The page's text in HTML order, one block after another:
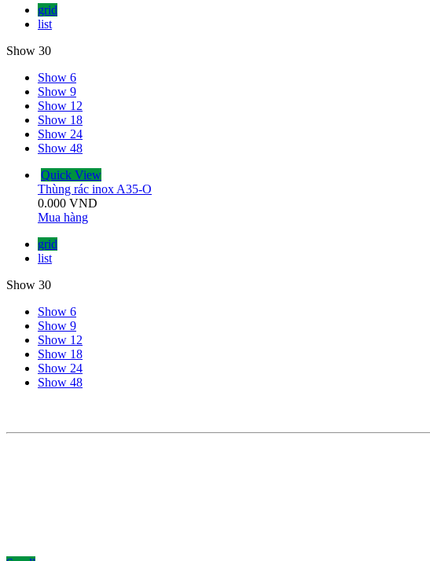
grid
list
Show 30
Show 6
Show 9
Show 12
Show 18
Show 24
Show 48
Quick View
Thùng rác inox A35-O
0.000 VND
Mua hàng
grid
list
Show 30
Show 6
Show 9
Show 12
Show 18
Show 24
Show 48